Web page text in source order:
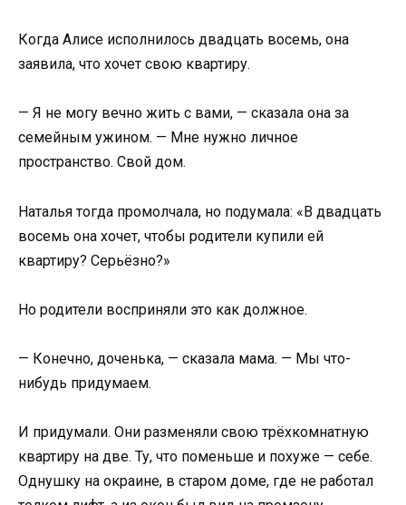
Когда Алисе исполнилось двадцать восемь, она
заявила, что хочет свою квартиру.
— Я не могу вечно жить с вами, — сказала она за
семейным ужином. — Мне нужно личное
пространство. Свой дом.
Наталья тогда промолчала, но подумала: «В двадцать
восемь она хочет, чтобы родители купили ей
квартиру? Серьёзно?»
Но родители восприняли это как должное.
— Конечно, доченька, — сказала мама. — Мы что-
нибудь придумаем.
И придумали. Они разменяли свою трёхкомнатную
квартиру на две. Ту, что поменьше и похуже — себе.
Однушку на окраине, в старом доме, где не работал